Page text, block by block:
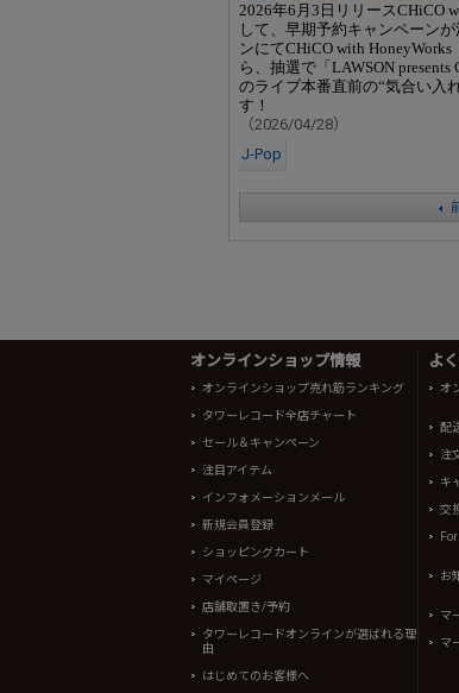
2026年6月3日リリースCHiCO
して、早期予約キャンペーン
ンにてCHiCO with
ら、抽選で「LAWSON
のライブ本番直前の“気合い入
す！
（2026/04/28）
J-Pop
オンラインショップ情報
オンラインショップ売れ筋ランキング
タワーレコード全店チャート
セール＆キャンペーン
注目アイテム
インフォメーションメール
新規会員登録
ショッピングカート
マイページ
店舗取置き/予約
タワーレコードオンラインが選ばれる理
由
はじめてのお客様へ
よ
オ
配
注
キ
交
お
マ
マ